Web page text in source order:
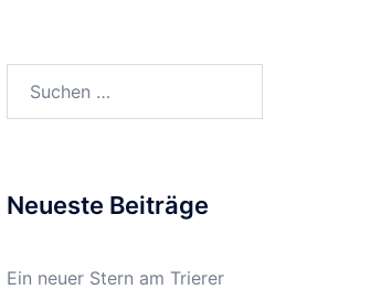
Neueste Beiträge
Ein neuer Stern am Trierer